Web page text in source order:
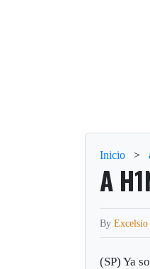
Inicio >
A
By
(SP) Ya